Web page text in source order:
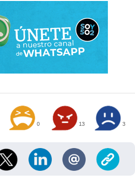
0 13 3